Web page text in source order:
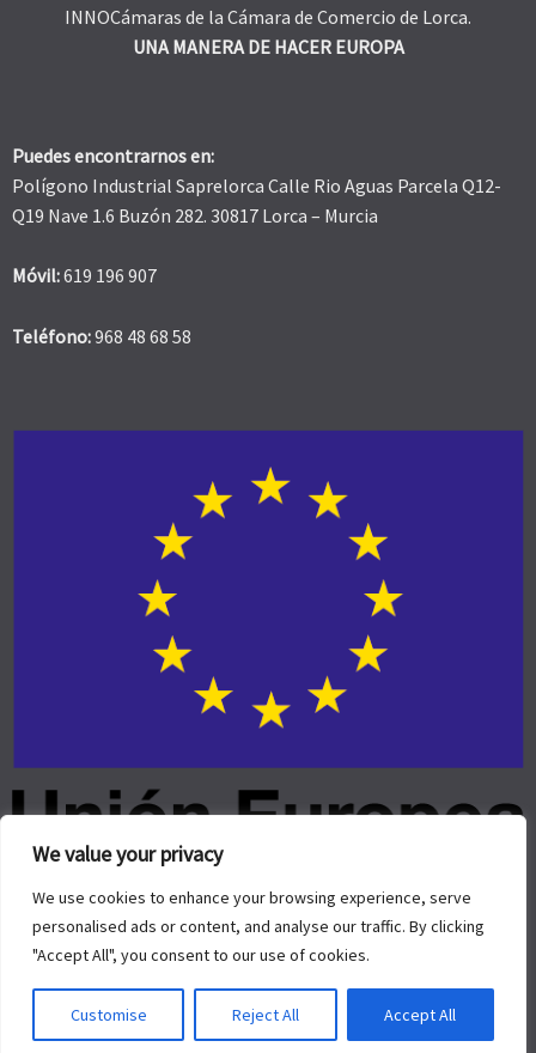
We value your privacy
We use cookies to enhance your browsing experience, serve
personalised ads or content, and analyse our traffic. By clicking
"Accept All", you consent to our use of cookies.
Customise Reject All Accept All
INNOCámaras de la Cámara de Comercio de Lorca.
UNA MANERA DE HACER EUROPA
Puedes encontrarnos en:
Polígono Industrial Saprelorca Calle Rio Aguas Parcela Q12-
Q19 Nave 1.6 Buzón 282. 30817 Lorca – Murcia
Móvil:619 196 907
Teléfono:968 48 68 58
© 2026. Allegianttema de CPOThemes.